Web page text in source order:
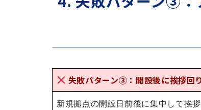
失敗パターン③：開設後に挨拶回
新規拠点の開設日前後に集中して挨